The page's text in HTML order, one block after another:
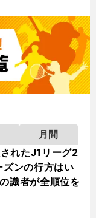
月間
れたJ1リーグ2
ンの行方はい
識者が全順位を